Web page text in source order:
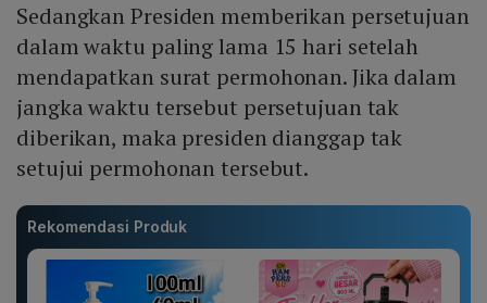
Sedangkan Presiden memberikan persetujuan
dalam waktu paling lama 15 hari setelah
mendapatkan surat permohonan. Jika dalam
jangka waktu tersebut persetujuan tak
diberikan, maka presiden dianggap tak
setujui permohonan tersebut.
Rekomendasi Produk